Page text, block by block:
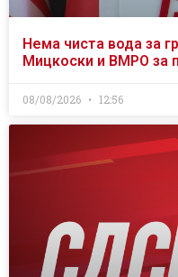
Нема чиста вода за
Мицкоски и ВМРО за
08/08/2026 12:56